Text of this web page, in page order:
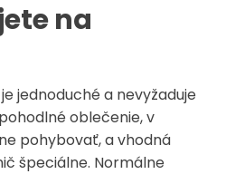
na
jednoduché a nevyžaduje
oblečenie, v
pohybovať, a vhodná
špeciálne. Normálne